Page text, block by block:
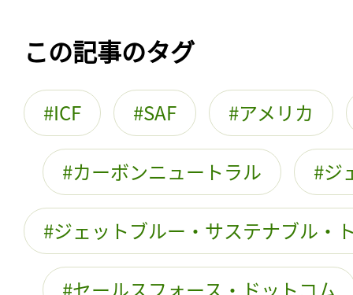
この記事のタグ
ICF SAF アメリカ
カーボンニュートラル ジ
ジェットブルー・サステナブル・
セールスフォース・ドットコム